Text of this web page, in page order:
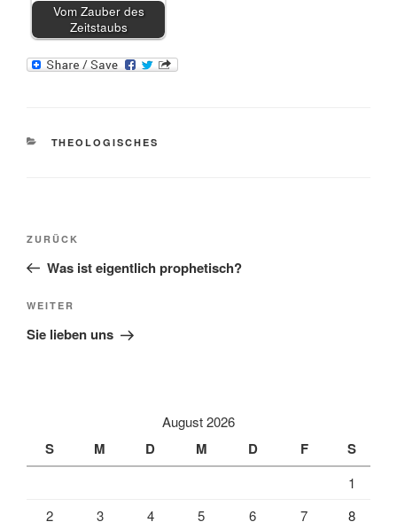
Vom Zauber des
Zeitstaubs
KATEGORIEN
THEOLOGISCHES
Beitragsnavigation
Vorheriger
Beitrag
ZURÜCK
Was ist eigentlich prophetisch?
Nächster
Beitrag
WEITER
Sie lieben uns
August 2026
S M D M D F S
1
2
3 4 5 6 7 8